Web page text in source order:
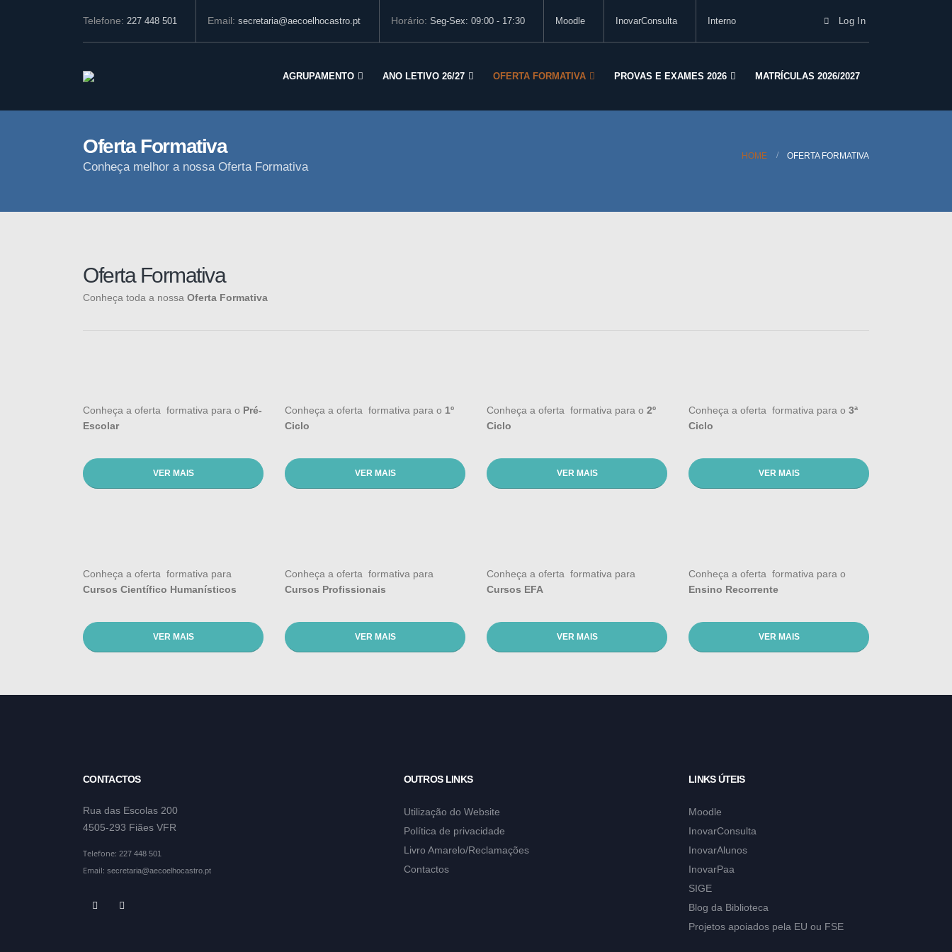
Telefone: 227 448 501 Email: secretaria@aecoelhocastro.pt Horário: Seg-Sex: 09:00 - 17:30 Moodle InovarConsulta Interno Log In
AGRUPAMENTO ANO LETIVO 26/27 OFERTA FORMATIVA PROVAS E EXAMES 2026 MATRÍCULAS 2026/2027
Oferta Formativa
Conheça melhor a nossa Oferta Formativa
HOME OFERTA FORMATIVA
Oferta Formativa
Conheça toda a nossa Oferta Formativa
Conheça a oferta formativa para o Pré-
Escolar
VER MAIS
Conheça a oferta formativa para o 1º
Ciclo
VER MAIS
Conheça a oferta formativa para o 2º
Ciclo
VER MAIS
Conheça a oferta formativa para o 3ª
Ciclo
VER MAIS
Conheça a oferta formativa para
Cursos Científico Humanísticos
VER MAIS
Conheça a oferta formativa para
Cursos Profissionais
VER MAIS
Conheça a oferta formativa para
Cursos EFA
VER MAIS
Conheça a oferta formativa para o
Ensino Recorrente
VER MAIS
CONTACTOS
Rua das Escolas 200
4505-293 Fiães VFR
Telefone: 227 448 501
Email: secretaria@aecoelhocastro.pt
OUTROS LINKS
Utilização do Website
Política de privacidade
Livro Amarelo/Reclamações
Contactos
LINKS ÚTEIS
Moodle
InovarConsulta
InovarAlunos
InovarPaa
SIGE
Blog da Biblioteca
Projetos apoiados pela EU ou FSE